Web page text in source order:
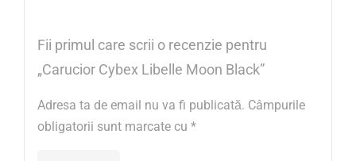
Fii primul care scrii o recenzie pentru
„Carucior Cybex Libelle Moon Black”
Adresa ta de email nu va fi publicată. Câmpurile
obligatorii sunt marcate cu *